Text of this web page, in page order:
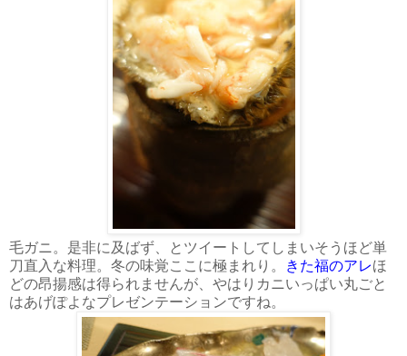
毛ガニ。是非に及ばず、とツイートしてしまいそうほど単
刀直入な料理。冬の味覚ここに極まれり。
きた福のアレほ
どの昂揚感は得られませんが、やはりカニいっぱい丸ごと
はあげぽよなプレゼンテーションですね。